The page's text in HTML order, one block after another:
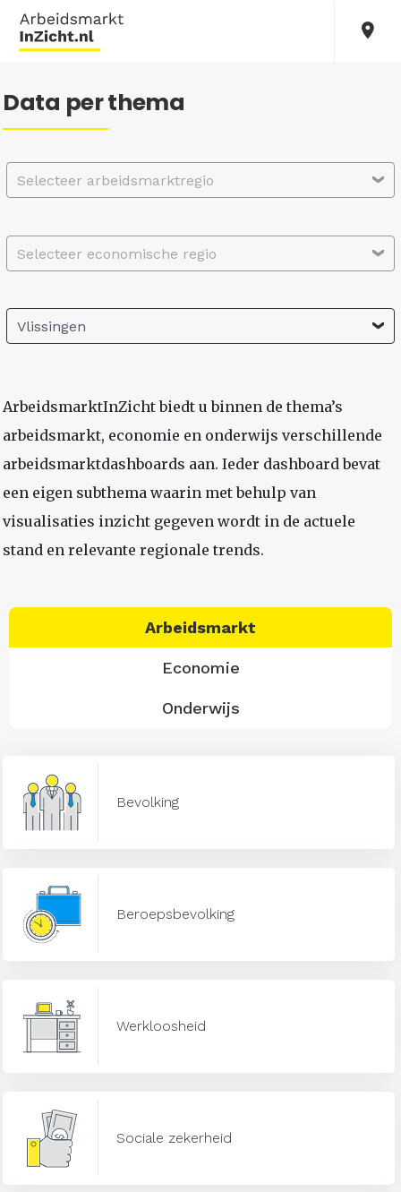
Data per thema
Selecteer arbeidsmarktregio
Selecteer economische regio
Vlissingen
ArbeidsmarktInZicht biedt u binnen de thema’s
arbeidsmarkt, economie en onderwijs verschillende
arbeidsmarktdashboards aan. Ieder dashboard bevat
een eigen subthema waarin met behulp van
visualisaties inzicht gegeven wordt in de actuele
stand en relevante regionale trends.
Arbeidsmarkt
Economie
Onderwijs
Bevolking
Beroepsbevolking
Werkloosheid
Sociale zekerheid